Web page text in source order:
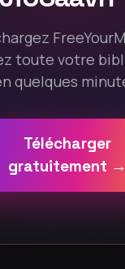
toute votre
quelques
Télécharger
gratuitement →